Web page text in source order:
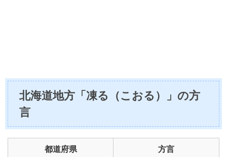
北海道地方「凍る（こおる）」の方
言
都道府県 方言